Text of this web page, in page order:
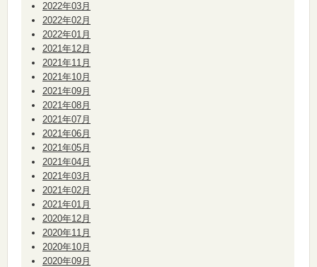
2022年03月
2022年02月
2022年01月
2021年12月
2021年11月
2021年10月
2021年09月
2021年08月
2021年07月
2021年06月
2021年05月
2021年04月
2021年03月
2021年02月
2021年01月
2020年12月
2020年11月
2020年10月
2020年09月